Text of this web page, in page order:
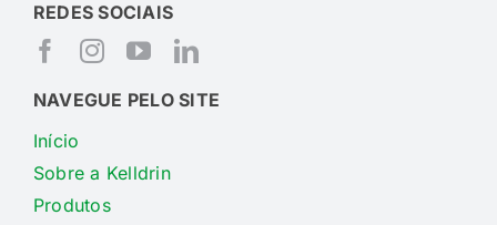
REDES SOCIAIS
NAVEGUE PELO SITE
Início
Sobre a Kelldrin
Produtos